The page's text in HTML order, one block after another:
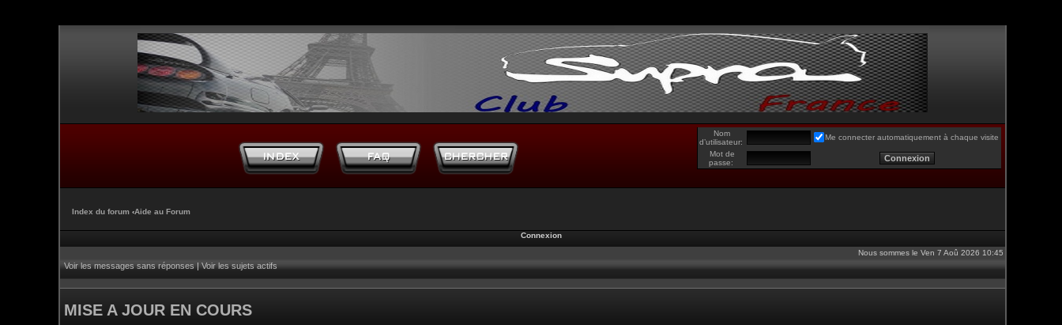
Nom
d’utilisateur:
Me connecter automatiquement à chaque visite
Mot de
passe:
Index du forum ‹Aide au Forum
Connexion
Nous sommes le Ven 7 Aoû 2026 10:45
Voir les messages sans réponses|Voir les sujets actifs
MISE A JOUR EN COURS